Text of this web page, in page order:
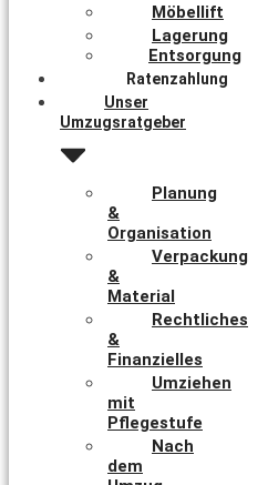
Möbellift
Lagerung
Entsorgung
Ratenzahlung
Unser
Umzugsratgeber
Planung
&
Organisation
Verpackung
&
Material
Rechtliches
&
Finanzielles
Umziehen
mit
Pflegestufe
Nach
dem